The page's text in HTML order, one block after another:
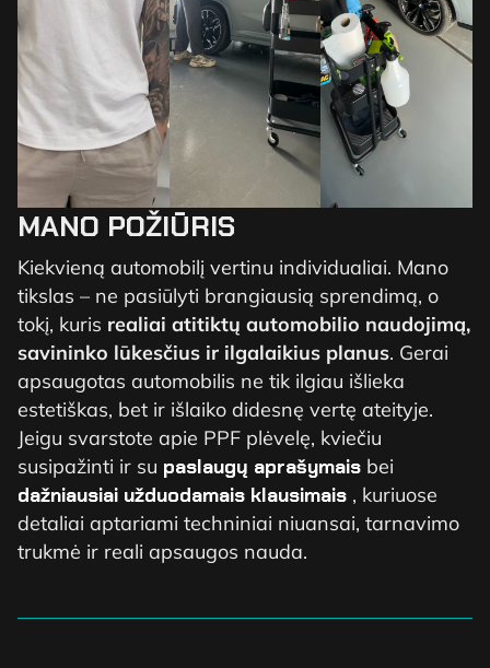
MANO POŽIŪRIS
Kiekvieną automobilį vertinu individualiai. Mano
tikslas – ne pasiūlyti brangiausią sprendimą, o
tokį, kuris realiai atitiktų automobilio naudojimą,
savininko lūkesčius ir ilgalaikius planus. Gerai
apsaugotas automobilis ne tik ilgiau išlieka
estetiškas, bet ir išlaiko didesnę vertę ateityje.
Jeigu svarstote apie PPF plėvelę, kviečiu
susipažinti ir su paslaugų aprašymais bei
dažniausiai užduodamais klausimais , kuriuose
detaliai aptariami techniniai niuansai, tarnavimo
trukmė ir reali apsaugos nauda.